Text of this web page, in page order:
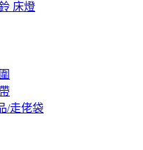
床燈
/走佬袋